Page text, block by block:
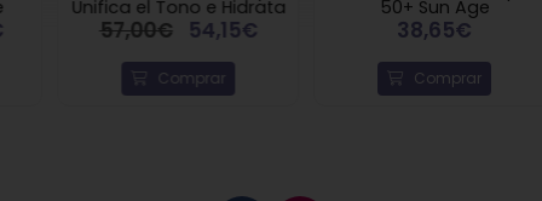
Unifica el Tono e Hidrata
57,00€ 54,15€
Comprar
50+ Sun Age
38,65€
Comprar